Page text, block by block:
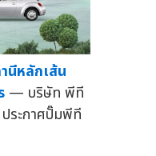
นีหลักเส้น
— บริษัท พีที
ระกาศปั๊มพีที